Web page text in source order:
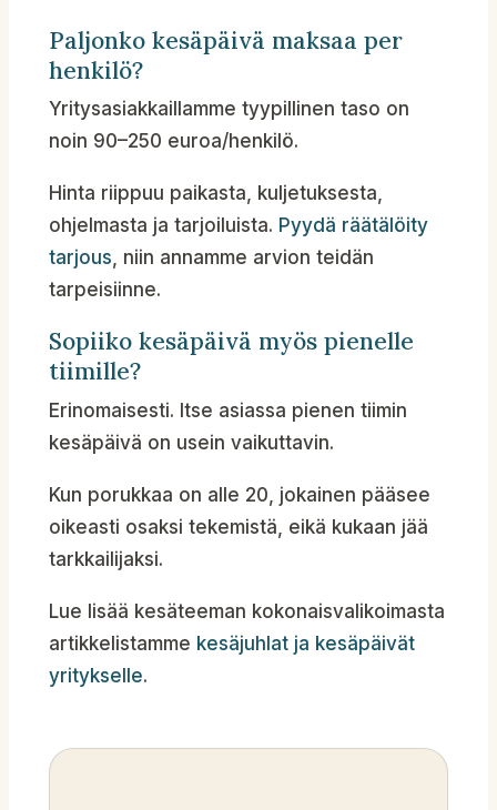
Paljonko kesäpäivä maksaa per
henkilö?
Yritysasiakkaillamme tyypillinen taso on
noin 90–250 euroa/henkilö.
Hinta riippuu paikasta, kuljetuksesta,
ohjelmasta ja tarjoiluista. Pyydä räätälöity
tarjous, niin annamme arvion teidän
tarpeisiinne.
Sopiiko kesäpäivä myös pienelle
tiimille?
Erinomaisesti. Itse asiassa pienen tiimin
kesäpäivä on usein vaikuttavin.
Kun porukkaa on alle 20, jokainen pääsee
oikeasti osaksi tekemistä, eikä kukaan jää
tarkkailijaksi.
Lue lisää kesäteeman kokonaisvalikoimasta
artikkelistamme kesäjuhlat ja kesäpäivät
yritykselle.